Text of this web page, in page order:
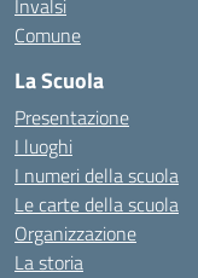
Invalsi
Comune
La Scuola
Presentazione
I luoghi
I numeri della scuola
Le carte della scuola
Organizzazione
La storia